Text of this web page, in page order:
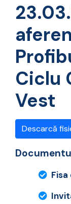
Ciclu
Vest
Descarcă